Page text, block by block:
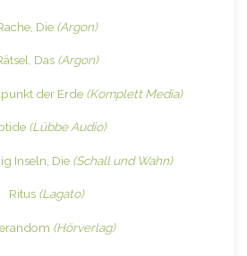
Die (Argon)
Das (Argon)
der Erde (Komplett Media)
(Lübbe Audio)
Inseln, Die (Schall und Wahn)
Ritus (Lagato)
(Hörverlag)